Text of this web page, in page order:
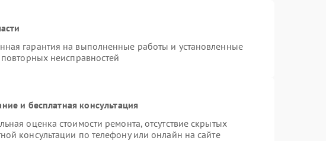
гарантия на выполненные работы и установленные
неисправностей
и бесплатная консультация
оценка стоимости ремонта, отсутствие скрытых
консультации по телефону или онлайн на сайте